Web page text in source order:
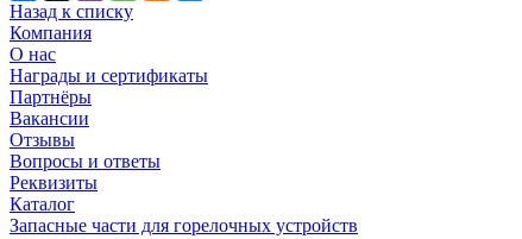
Назад к списку
Компания
О нас
Награды и сертификаты
Партнёры
Вакансии
Отзывы
Вопросы и ответы
Реквизиты
Каталог
Запасные части для горелочных устройств